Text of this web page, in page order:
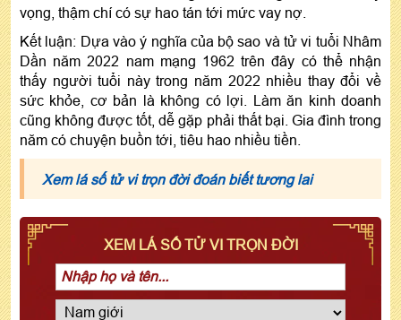
vọng, thậm chí có sự hao tán tới mức vay nợ.
Kết luận: Dựa vào ý nghĩa của bộ sao và tử vi tuổi Nhâm
Dần năm 2022 nam mạng 1962 trên đây có thể nhận
thấy người tuổi này trong năm 2022 nhiều thay đổi về
sức khỏe, cơ bản là không có lợi. Làm ăn kinh doanh
cũng không được tốt, dễ gặp phải thất bại. Gia đình trong
năm có chuyện buồn tới, tiêu hao nhiều tiền.
Xem lá số tử vi trọn đời đoán biết tương lai
XEM LÁ SỐ TỬ VI TRỌN ĐỜI